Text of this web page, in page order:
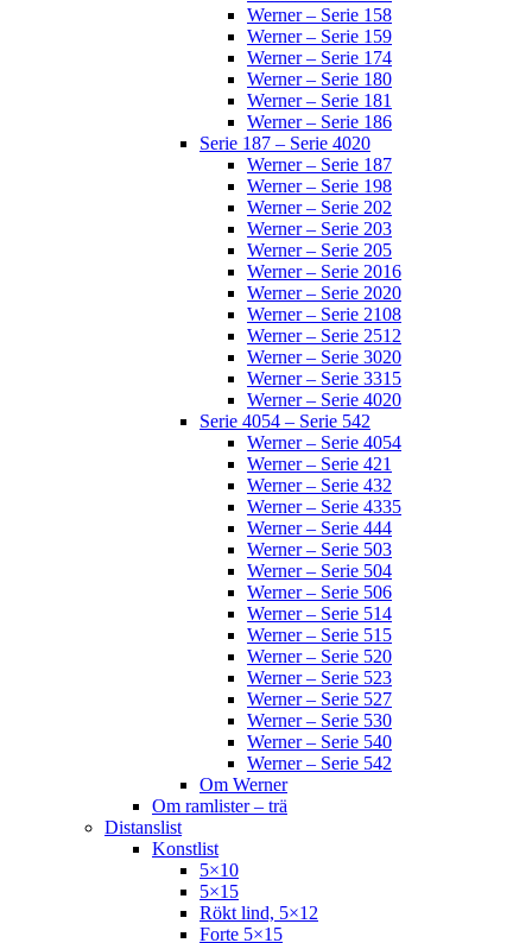
Werner – Serie 158
Werner – Serie 159
Werner – Serie 174
Werner – Serie 180
Werner – Serie 181
Werner – Serie 186
Serie 187 – Serie 4020
Werner – Serie 187
Werner – Serie 198
Werner – Serie 202
Werner – Serie 203
Werner – Serie 205
Werner – Serie 2016
Werner – Serie 2020
Werner – Serie 2108
Werner – Serie 2512
Werner – Serie 3020
Werner – Serie 3315
Werner – Serie 4020
Serie 4054 – Serie 542
Werner – Serie 4054
Werner – Serie 421
Werner – Serie 432
Werner – Serie 4335
Werner – Serie 444
Werner – Serie 503
Werner – Serie 504
Werner – Serie 506
Werner – Serie 514
Werner – Serie 515
Werner – Serie 520
Werner – Serie 523
Werner – Serie 527
Werner – Serie 530
Werner – Serie 540
Werner – Serie 542
Om Werner
Om ramlister – trä
Distanslist
Konstlist
5×10
5×15
Rökt lind, 5×12
Forte 5×15